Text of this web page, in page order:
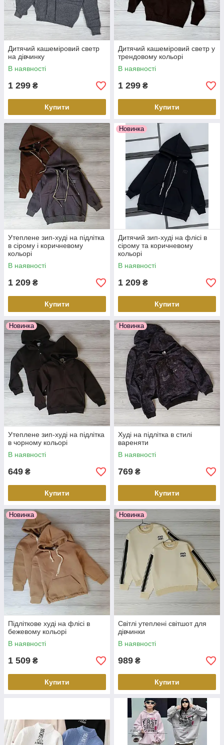
Дитячий кашеміровий светр
на дівчинку
В наявності
1 299 ₴
Купити
Дитячий кашеміровий светр у
трендовому кольорі
В наявності
1 299 ₴
Купити
Утеплене зип-худі на підлітка
в сірому і коричневому
кольорі
В наявності
1 209 ₴
Купити
Новинка
Дитячий зип-худі на флісі в
сірому та коричневому
кольорі
В наявності
1 209 ₴
Купити
Новинка
Утеплене зип-худі на підлітка
в чорному кольорі
В наявності
649 ₴
Купити
Новинка
Худі на підлітка в стилі
вареняти
В наявності
769 ₴
Купити
Новинка
Підліткове худі на флісі в
бежевому кольорі
В наявності
1 509 ₴
Купити
Новинка
Світлі утеплені світшот для
дівчинки
В наявності
989 ₴
Купити